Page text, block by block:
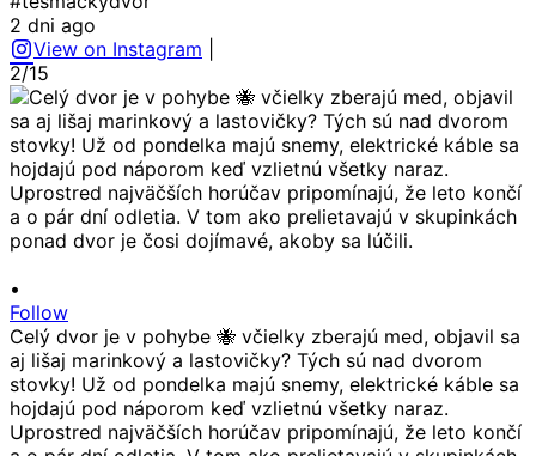
2 dni ago
View on Instagram
2/15
•
Follow
Celý dvor je v pohybe 🐝 včielky zberajú med, objavil sa
aj lišaj marinkový a lastovičky? Tých sú nad dvorom
stovky! Už od pondelka majú snemy, elektrické káble sa
hojdajú pod náporom keď vzlietnú všetky naraz.
Uprostred najväčších horúčav pripomínajú, že leto končí